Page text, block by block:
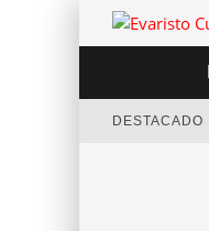
DESTACADO